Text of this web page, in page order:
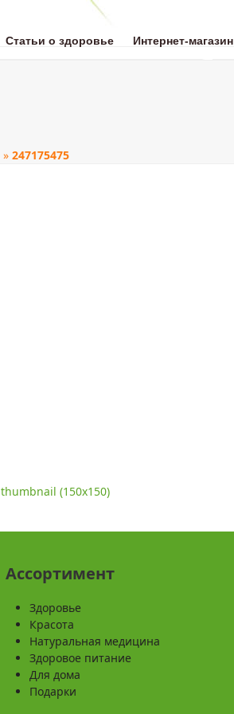
Статьи о здоровье Интернет-магазин
» 247175475
thumbnail (150x150)
Ассортимент
Здоровье
Красота
Натуральная медицина
Здоровое питание
Для дома
Подарки